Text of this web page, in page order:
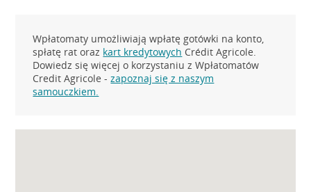
Wpłatomaty umożliwiają wpłatę gotówki na konto,
spłatę rat oraz kart kredytowych Crédit Agricole.
Dowiedz się więcej o korzystaniu z Wpłatomatów
Credit Agricole -zapoznaj się z naszym
samouczkiem.